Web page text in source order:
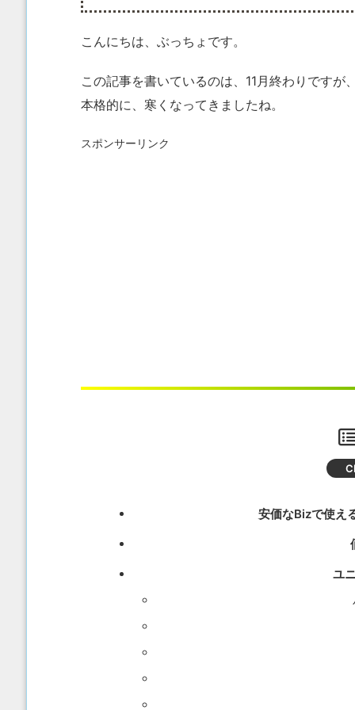
こんにちは、ぶっちょです。
この記事を書いているのは、11月終わりですが
本格的に、寒くなってきましたね。
スポンサーリンク
安価なBizで使え
ユ